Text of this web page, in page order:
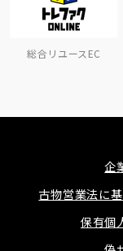
総合リユースEC
企
古物営業法に
保有個